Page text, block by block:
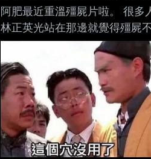
阿肥最近重溫殭屍片啦。 很多
林正英光站在那邊就覺得殭屍
林正英明明只是演員， 卻把道
林正英定義了。 有沒有林正英
--